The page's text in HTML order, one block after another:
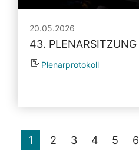
20.05.2026
43. PLENARSITZUNG
Plenarprotokoll
1 2 3 4 5 6